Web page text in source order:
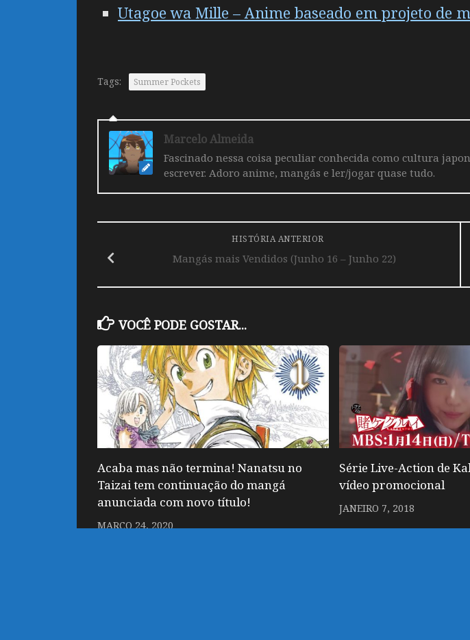
Utagoe wa Mille – Anime baseado em projeto de
Tags: Summer Pockets
Marcelo Almeida
Fascinado nessa coisa peculiar conhecida como cultura
escrever. Adoro anime, mangás e ler/jogar quase tudo.
HISTÓRIA ANTERIOR
Mangás mais Vendidos (Junho 16 – Junho 22)
VOCÊ PODE GOSTAR...
Acaba mas não termina! Nanatsu no
Taizai tem continuação do mangá
anunciada com novo título!
MARÇO 24, 2020
Série Live-Action de
vídeo promocional
JANEIRO 7, 2018